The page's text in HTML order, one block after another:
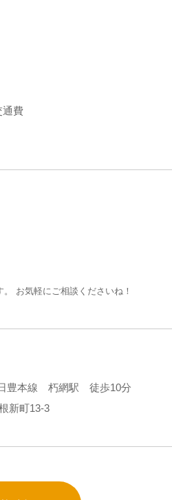
通費
お気軽にご相談くださいね！
豊本線 朽網駅 徒歩10分
新町13-3